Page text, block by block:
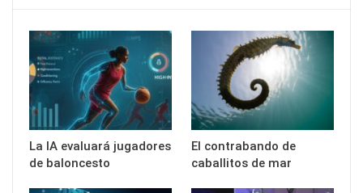
La IA evaluará jugadores
de baloncesto
El contrabando de
caballitos de mar